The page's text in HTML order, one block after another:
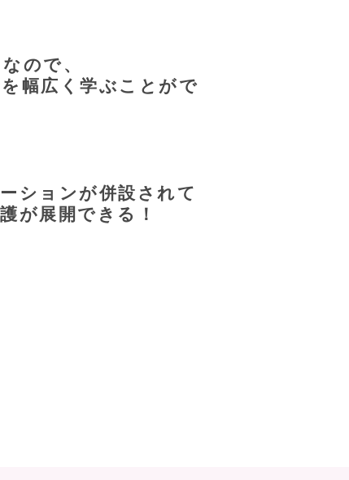
ので、
幅広く学ぶことがで
ションが併設されて
が展開できる！